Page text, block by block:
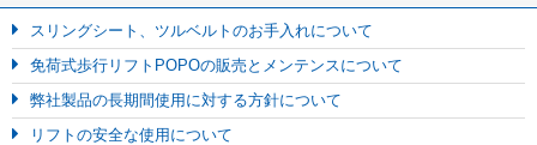
スリングシート、ツルベルトのお手入れについて
免荷式歩行リフトPOPOの販売とメンテンスについて
弊社製品の長期間使用に対する方針について
リフトの安全な使用について